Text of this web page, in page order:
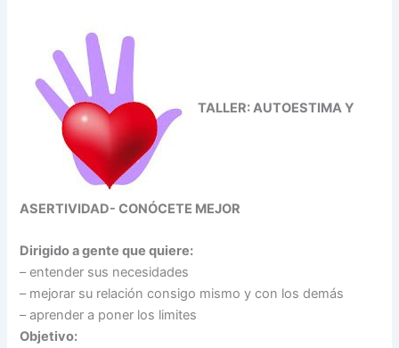
TALLER: AUTOESTIMA Y
ASERTIVIDAD- CONÓCETE MEJOR
Dirigido a gente que quiere:
– entender sus necesidades
– mejorar su relación consigo mismo y con los demás
– aprender a poner los limites
Objetivo: